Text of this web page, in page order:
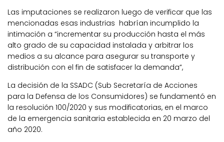
Las imputaciones se realizaron luego de verificar que las
mencionadas esas industrias habrían incumplido la
intimación a “incrementar su producción hasta el más
alto grado de su capacidad instalada y arbitrar los
medios a su alcance para asegurar su transporte y
distribución con el fin de satisfacer la demanda”,
La decisión de la SSADC (Sub Secretaría de Acciones
para la Defensa de los Consumidores) se fundamentó en
la resolución 100/2020 y sus modificatorias, en el marco
de la emergencia sanitaria establecida en 20 marzo del
año 2020.